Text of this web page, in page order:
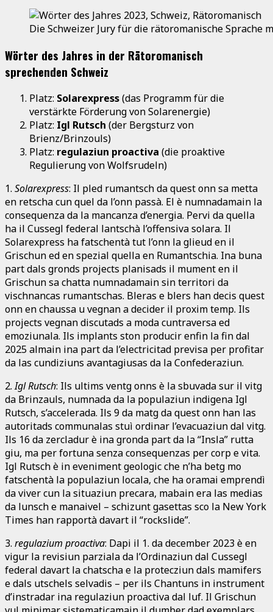
Die Schweizer Jury für die rätoromanische Sprache
Wörter des Jahres in der Rätoromanisch
sprechenden Schweiz
Platz: Solarexpress(das Programm für die
verstärkte Förderung von Solarenergie)
Platz: Igl Rutsch (der Bergsturz von
Brienz/Brinzouls)
Platz: regulaziun proactiva (die proaktive
Regulierung von Wolfsrudeln)
1. Solarexpress: Il pled rumantsch da quest onn sa metta
en retscha cun quel da l’onn passà. El è numnadamain la
consequenza da la mancanza d’energia. Pervi da quella
ha il Cussegl federal lantschà l’offensiva solara. Il
Solarexpress ha fatschentà tut l’onn la glieud en il
Grischun ed en spezial quella en Rumantschia. Ina buna
part dals gronds projects planisads il mument en il
Grischun sa chatta numnadamain sin territori da
vischnancas rumantschas. Bleras e blers han decis quest
onn en chaussa u vegnan a decider il proxim temp. Ils
projects vegnan discutads a moda cuntraversa ed
emoziunala. Ils implants ston producir enfin la fin dal
2025 almain ina part da l’electricitad previsa per profitar
da las cundiziuns avantagiusas da la Confederaziun.
2.Igl Rutsch: Ils ultims ventg onns è la sbuvada sur il vitg
da Brinzauls, numnada da la populaziun indigena Igl
Rutsch, s’accelerada. Ils 9 da matg da quest onn han las
autoritads communalas stuì ordinar l’evacuaziun dal vitg.
Ils 16 da zercladur è ina gronda part da la “Insla” rutta
giu, ma per fortuna senza consequenzas per corp e vita.
Igl Rutsch è in eveniment geologic che n’ha betg mo
fatschentà la populaziun locala, che ha oramai emprendì
da viver cun la situaziun precara, mabain era las medias
da lunsch e manaivel – schizunt gasettas sco la New York
Times han rapportà davart il “rockslide”.
3. regulazium proactiva: Dapi il 1. da december 2023 è en
vigur la revisiun parziala da l’Ordinaziun dal Cussegl
federal davart la chatscha e la protecziun dals mamifers
e dals utschels selvadis – per ils Chantuns in instrument
d’instradar ina regulaziun proactiva dal luf. Il Grischun